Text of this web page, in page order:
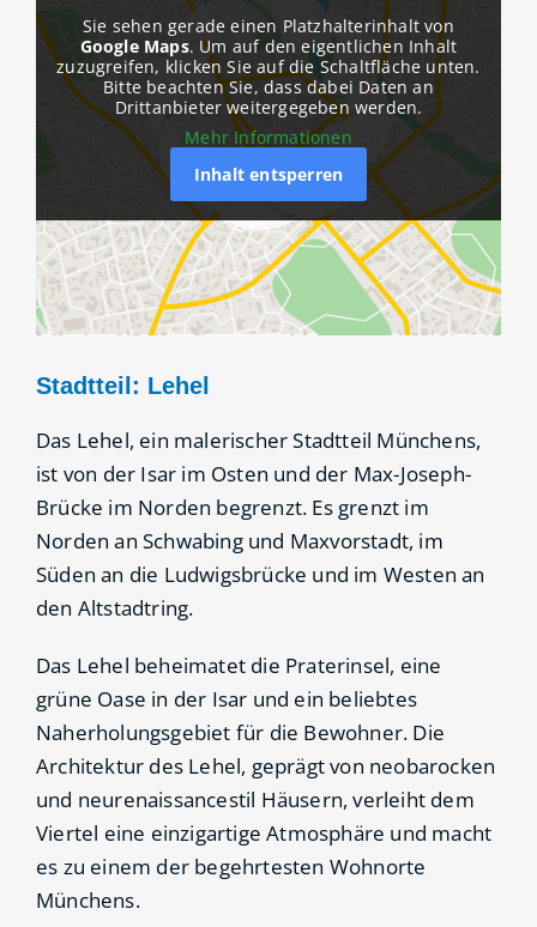
Sie sehen gerade einen Platzhalterinhalt von
Google Maps. Um auf den eigentlichen Inhalt
zuzugreifen, klicken Sie auf die Schaltfläche unten.
Bitte beachten Sie, dass dabei Daten an
Drittanbieter weitergegeben werden.
Mehr Informationen
Inhalt entsperren
Stadtteil: Lehel
Das Lehel, ein malerischer Stadtteil Münchens,
ist von der Isar im Osten und der Max-Joseph-
Brücke im Norden begrenzt. Es grenzt im
Norden an Schwabing und Maxvorstadt, im
Süden an die Ludwigsbrücke und im Westen an
den Altstadtring.
Das Lehel beheimatet die Praterinsel, eine
grüne Oase in der Isar und ein beliebtes
Naherholungsgebiet für die Bewohner. Die
Architektur des Lehel, geprägt von neobarocken
und neurenaissancestil Häusern, verleiht dem
Viertel eine einzigartige Atmosphäre und macht
es zu einem der begehrtesten Wohnorte
Münchens.